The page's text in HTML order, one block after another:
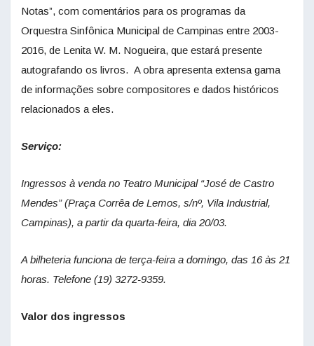
Notas”, com comentários para os programas da
Orquestra Sinfônica Municipal de Campinas entre 2003-
2016, de Lenita W. M. Nogueira, que estará presente
autografando os livros. A obra apresenta extensa gama
de informações sobre compositores e dados históricos
relacionados a eles.
Serviço:
Ingressos à venda no Teatro Municipal “José de Castro
Mendes” (Praça Corrêa de Lemos, s/nº, Vila Industrial,
Campinas), a partir da quarta-feira, dia 20/03.
A bilheteria funciona de terça-feira a domingo, das 16 às 21
horas. Telefone (19) 3272-9359.
Valor dos ingressos